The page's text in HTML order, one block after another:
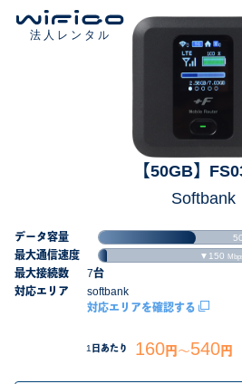
【50GB】
Softbank
データ容量
最大通信速度 ▼150
最大接続数
7台
対応エリア
softbank
対応エリアを確認する
1日あたり 160円～540円